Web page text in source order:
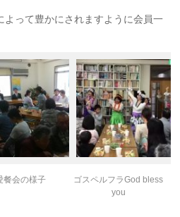
よって豊かにされますように会員一
餐会の様子
ゴスペルフラGod bless
you